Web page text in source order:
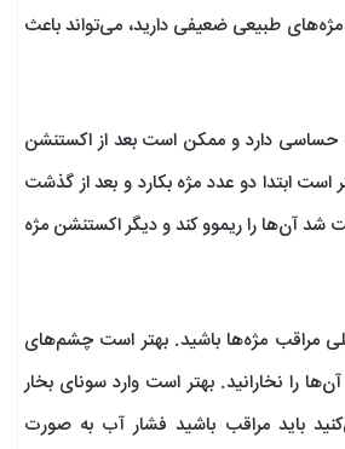
طبیعی ضعیفی دارید، می‌تواند باعث
دارد و ممکن است بعد از اکستنشن
ابتدا دو عدد مژه بکارد و بعد از گذشت
شد آن‌ها را ریموو کند و دیگر اکستنشن مژه
مراقب مژه‌ها باشید. بهتر است چشم‌های
را نخارانید. بهتر است وارد سونای بخار
باید مراقب باشید فشار آب به صورت